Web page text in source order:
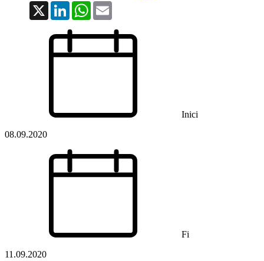
X LinkedInWhatsApp
Inici
08.09.2020
Fi
11.09.2020